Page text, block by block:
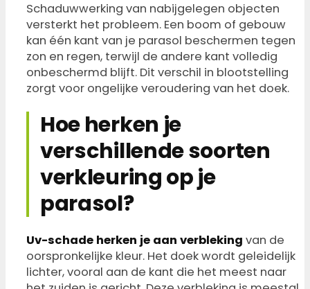
Schaduwwerking van nabijgelegen objecten
versterkt het probleem. Een boom of gebouw
kan één kant van je parasol beschermen tegen
zon en regen, terwijl de andere kant volledig
onbeschermd blijft. Dit verschil in blootstelling
zorgt voor ongelijke veroudering van het doek.
Hoe herken je
verschillende soorten
verkleuring op je
parasol?
Uv-schade herken je aan verbleking van de
oorspronkelijke kleur. Het doek wordt geleidelijk
lichter, vooral aan de kant die het meest naar